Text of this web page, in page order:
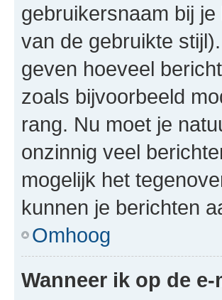
gebruikersnaam bij
van de gebruikte
geven hoeveel
zoals bijvoorbeeld
rang. Nu moet je
onzinnig veel
mogelijk het
kunnen je berichten
Omhoog
Wanneer ik op de